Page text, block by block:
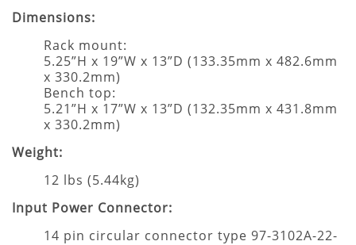
Dimensions:
Rack mount:
5.25”H x 19”W x 13”D (133.35mm x 482.6mm
x 330.2mm)
Bench top:
5.21”H x 17”W x 13”D (132.35mm x 431.8mm
x 330.2mm)
Weight:
12 lbs (5.44kg)
Input Power Connector:
14 pin circular connector type 97-3102A-22-